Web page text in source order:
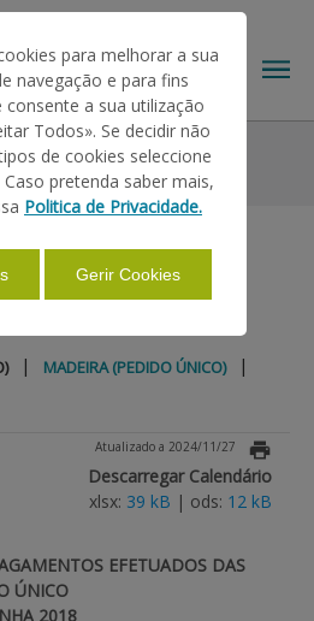
menu
de Pagamentos Efetuados
(Pedido Único)
| MADEIRA (PEDIDO ÚNICO) |
Atualizado a 2024/11/27
Descarregar Calendário
xlsx: 39 kB | ods: 12 kB
EFETUADOS DAS
ÚNICO
2018
para melhorar a sua
navegação e para fins
consente a sua utilização
Todos». Se decidir não
de cookies seleccione
Caso pretenda saber mais,
Politica de Privacidade.
Gerir Cookies